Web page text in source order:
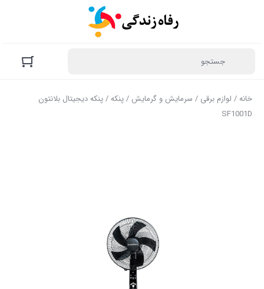
خانه/ لوازم برقی / سرمایش و گرمایش /پنکه/ پنکه دیجیتال بلانتون
SF1001D